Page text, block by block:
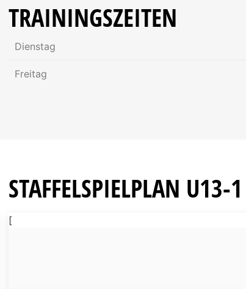
Göbbels, Andreas
+49 160 96451647
TRAININGSZEITEN
Dienstag
Freitag
STAFFELSPIELPLAN U13-1
[